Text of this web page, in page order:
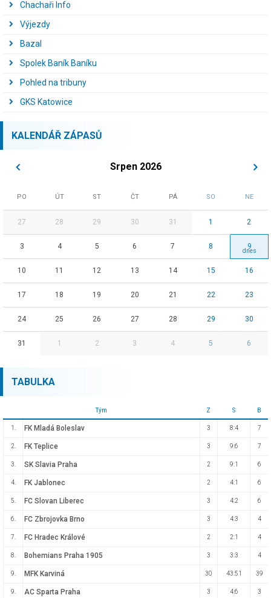
Chachaři Info
Výjezdy
Bazal
Spolek Baník Baníku
Pohled na tribuny
GKS Katowice
KALENDÁŘ ZÁPASŮ
Srpen 2026
PO ÚT ST ČT PÁ SO NE
27 28 29 30 31 1 2
3 4 5 6 7 8 9
10 11 12 13 14 15 16
17 18 19 20 21 22 23
24 25 26 27 28 29 30
31 1 2 3 4 5 6
TABULKA
Tým Z S B
1. FK Mladá Boleslav 3 8:4 7
2. FK Teplice 3 9:6 7
3. SK Slavia Praha 2 9:1 6
4. FK Jablonec 2 4:1 6
5. FC Slovan Liberec 3 4:2 6
6. FC Zbrojovka Brno 3 4:3 4
7. FC Hradec Králové 2 2:1 4
8. Bohemians Praha 1905 3 3:3 4
9. MFK Karviná 30 43:51 39
9. AC Sparta Praha 3 4:6 3